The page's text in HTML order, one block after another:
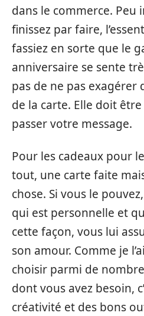
dans le commerce. Peu
finissez par faire,
fassiez en sorte que le
anniversaire se sente
pas de ne pas exagérer
de la carte. Elle doit
passer votre message.
Pour les cadeaux pour
tout, une carte faite
chose. Si vous le
qui est personnelle et
cette façon, vous lui
son amour. Comme je
choisir parmi de
dont vous avez besoin,
créativité et des bons